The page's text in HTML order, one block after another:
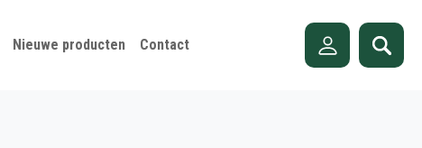
Nieuwe producten Contact